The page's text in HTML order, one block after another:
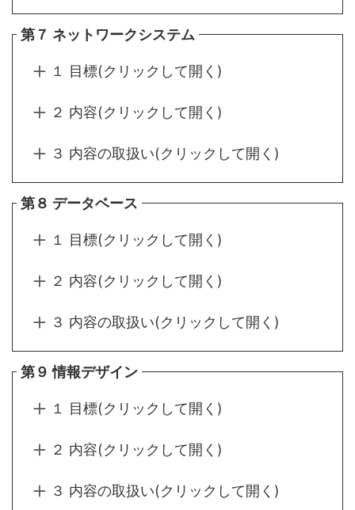
第７ ネットワークシステム
１ 目標(クリックして開く)
２ 内容(クリックして開く)
３ 内容の取扱い(クリックして開く)
第８ データベース
１ 目標(クリックして開く)
２ 内容(クリックして開く)
３ 内容の取扱い(クリックして開く)
第９ 情報デザイン
１ 目標(クリックして開く)
２ 内容(クリックして開く)
３ 内容の取扱い(クリックして開く)